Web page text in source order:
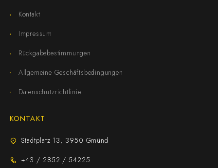
Kontakt
Impressum
Rückgabebestimmungen
Allgemeine Geschäftsbedingungen
Datenschutzrichtlinie
KONTAKT
Stadtplatz 13, 3950 Gmünd
+43 / 2852 / 54225